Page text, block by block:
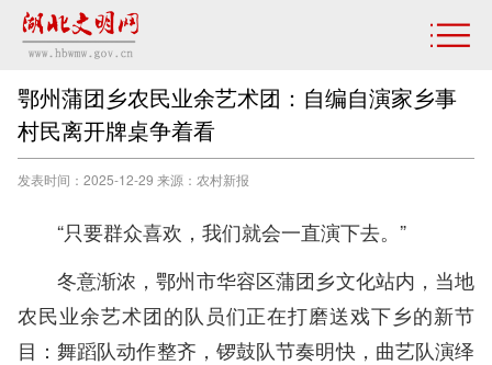
鄂州蒲团乡农民业余艺术团：自编自演家乡事
村民离开牌桌争着看
发表时间：2025-12-29 来源：农村新报
“只要群众喜欢，我们就会一直演下去。”
冬意渐浓，鄂州市华容区蒲团乡文化站内，当地
农民业余艺术团的队员们正在打磨送戏下乡的新节
目：舞蹈队动作整齐，锣鼓队节奏明快，曲艺队演绎